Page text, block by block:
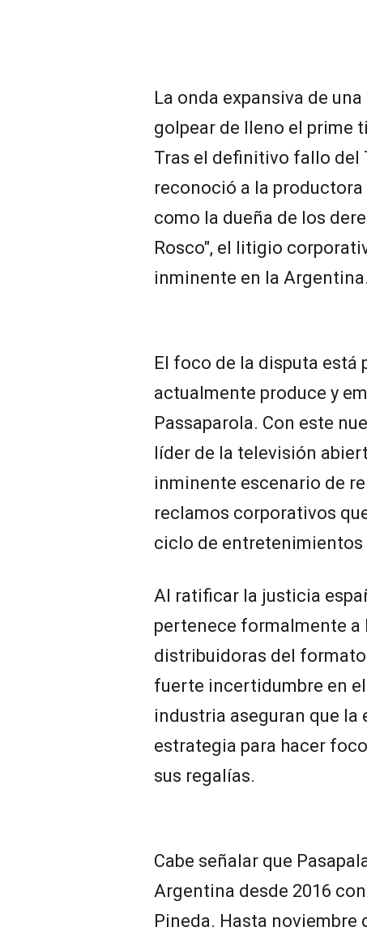
La onda expansiva de
golpear de lleno el prime
Tras el definitivo fallo del
reconoció a la
como la dueña de los
Rosco", el litigio
inminente en la Argentina.
El foco de la disputa está
actualmente produce y
Passaparola. Con este
líder de la televisión
inminente escenario de
reclamos corporativos
ciclo de entretenimientos
Al ratificar la justicia
pertenece formalmente a
distribuidoras del
fuerte incertidumbre en
industria aseguran que la
estrategia para hacer
sus regalías.
Cabe señalar que
Argentina desde 2016
Pineda. Hasta noviembre